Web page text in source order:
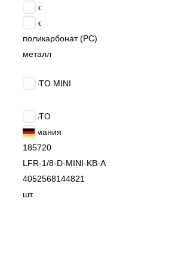
цинк
цинк
поликарбонат (PC)
металл
FESTO MINI
FESTO
Германия
185720
LFR-1/8-D-MINI-KB-A
4052568144821
шт.